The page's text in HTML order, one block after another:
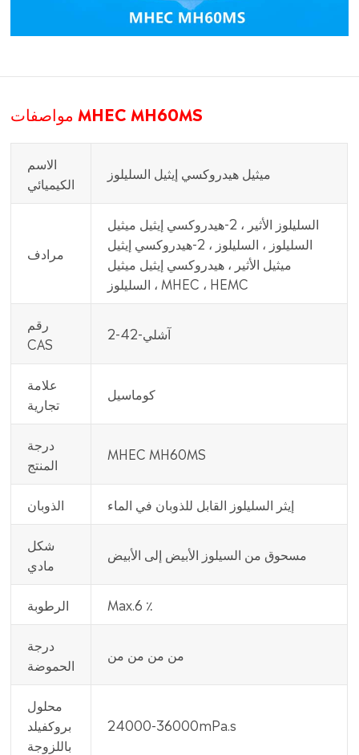
مواصفات MHEC MH60MS
الاسم
الكيميائي
ميثيل هيدروكسي إيثيل السليلوز
مرادف
السليلوز الأثير ، 2-هيدروكسي إيثيل ميثيل
السليلوز ، السليلوز ، 2-هيدروكسي إيثيل
ميثيل الأثير ، هيدروكسي إيثيل ميثيل
السليلوز ، MHEC ، HEMC
رقم
CAS
آشلي-42-2
علامة
تجارية
كوماسيل
درجة
المنتج
MHEC MH60MS
الذوبان إيثر السليلوز القابل للذوبان في الماء
شكل
مادي
مسحوق من السيلوز الأبيض إلى الأبيض
الرطوبة Max.6 ٪
درجة
الحموضة
من من من من
محلول
بروكفيلد
باللزوجة
24000-36000mPa.s